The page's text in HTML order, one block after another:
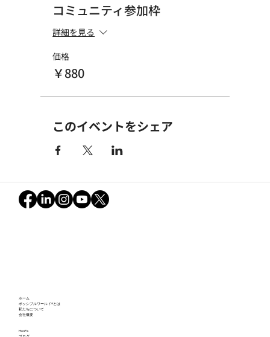
コミュニティ参加枠
詳細を見る
価格
￥880
このイベントをシェア
ホーム
ポッシブルワールド®とは
私たちについて
会社概要
HosPa
ブログ